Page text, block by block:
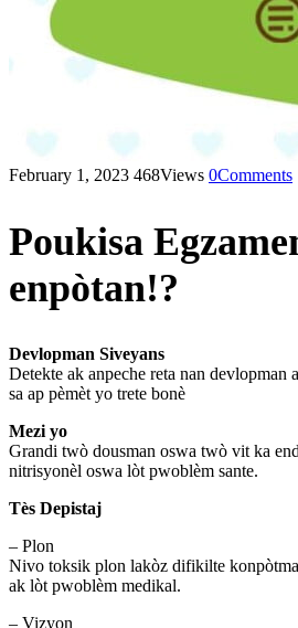
February 1, 2023 468Views 0Comments
Poukisa
enpòtan!?
Devlopman Siveyans
Detekte ak anpeche reta nan devlopman
sa ap pèmèt yo trete bonè
Mezi yo
Grandi twò dousman oswa twò vit ka
nitrisyonèl oswa lòt pwoblèm sante.
Tès Depistaj
– Plon
Nivo toksik plon lakòz difikilte
ak lòt pwoblèm medikal.
– Vizyon